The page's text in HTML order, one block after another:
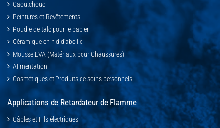
Caoutchouc
Peintures et Revêtements
Poudre de talc pour le papier
Céramique en nid d'abeille
Mousse EVA (Matériaux pour Chaussures)
Alimentation
Cosmétiques et Produits de soins personnels
Applications de Retardateur de Flamme
Câbles et Fils électriques